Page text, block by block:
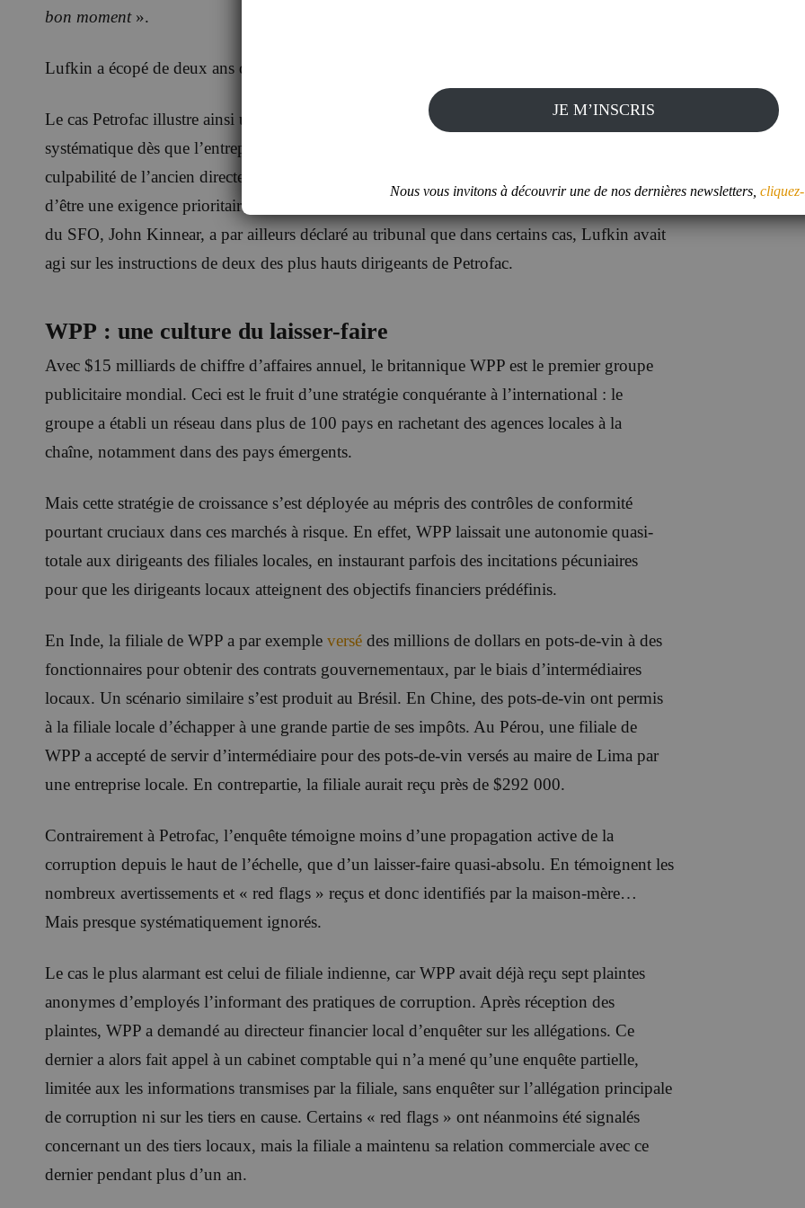
bon moment».
Lufkin a écopé de deux ans de prison, dont 18 mois avec sursis.
Le cas Petrofac illustre ainsi une pratique suffisamment enracinée pour être devenue
systématique dès que l’entreprise ciblait un contrat dans la région. Et la reconnaissance de
culpabilité de l’ancien directeur mondial des ventes confirme que la conformité était loin
d’être une exigence prioritaire des instances dirigeantes. Le responsable du contrôle qualité
du SFO, John Kinnear, a par ailleurs déclaré au tribunal que dans certains cas, Lufkin avait
agi sur les instructions de deux des plus hauts dirigeants de Petrofac.
WPP : une culture du laisser-faire
Avec $15 milliards de chiffre d’affaires annuel, le britannique WPP est le premier groupe
publicitaire mondial. Ceci est le fruit d’une stratégie conquérante à l’international : le
groupe a établi un réseau dans plus de 100 pays en rachetant des agences locales à la
chaîne, notamment dans des pays émergents.
Mais cette stratégie de croissance s’est déployée au mépris des contrôles de conformité
pourtant cruciaux dans ces marchés à risque. En effet, WPP laissait une autonomie quasi-
totale aux dirigeants des filiales locales, en instaurant parfois des incitations pécuniaires
pour que les dirigeants locaux atteignent des objectifs financiers prédéfinis.
En Inde, la filiale de WPP a par exemple versé des millions de dollars en pots-de-vin à des
fonctionnaires pour obtenir des contrats gouvernementaux, par le biais d’intermédiaires
locaux. Un scénario similaire s’est produit au Brésil. En Chine, des pots-de-vin ont permis
à la filiale locale d’échapper à une grande partie de ses impôts. Au Pérou, une filiale de
WPP a accepté de servir d’intermédiaire pour des pots-de-vin versés au maire de Lima par
une entreprise locale. En contrepartie, la filiale aurait reçu près de $292 000.
Contrairement à Petrofac, l’enquête témoigne moins d’une propagation active de la
corruption depuis le haut de l’échelle, que d’un laisser-faire quasi-absolu. En témoignent les
nombreux avertissements et « red flags » reçus et donc identifiés par la maison-mère…
Mais presque systématiquement ignorés.
Le cas le plus alarmant est celui de filiale indienne, car WPP avait déjà reçu sept plaintes
anonymes d’employés l’informant des pratiques de corruption. Après réception des
plaintes, WPP a demandé au directeur financier local d’enquêter sur les allégations. Ce
dernier a alors fait appel à un cabinet comptable qui n’a mené qu’une enquête partielle,
limitée aux les informations transmises par la filiale, sans enquêter sur l’allégation principale
de corruption ni sur les tiers en cause. Certains « red flags » ont néanmoins été signalés
concernant un des tiers locaux, mais la filiale a maintenu sa relation commerciale avec ce
dernier pendant plus d’un an.
JE M’INSCRIS
Nous vous invitons à découvrir une de nos dernières newsletters,